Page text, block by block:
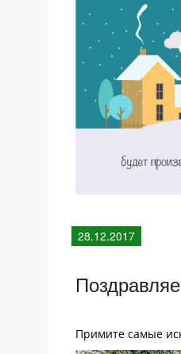
28.12.2017
Примите самые